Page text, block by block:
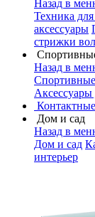
Назад в
Техника
аксессуары
стрижки
Назад в
Аксессуары
Дом и сад
Назад в
Дом и сад
интерьер